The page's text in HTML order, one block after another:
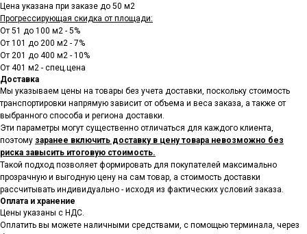
Цена указана при заказе до 50 м2
Прогрессирующая скидка от площади:
От 51 до 100 м2 - 5%
От 101 до 200 м2 - 7%
От 201 до 400 м2 - 10%
От 401 м2 - спец.цена
Доставка
Мы указываем цены на товары без учета доставки, поскольку стоимость
транспортировки напрямую зависит от объема и веса заказа, а также от
выбранного способа и региона доставки.
Эти параметры могут существенно отличаться для каждого клиента,
поэтому заранее включить доставку в цену товара невозможно без
риска завысить итоговую стоимость.
Такой подход позволяет формировать для покупателей максимально
прозрачную и выгодную цену на сам товар, а стоимость доставки
рассчитывать индивидуально - исходя из фактических условий заказа.
Оплата и хранение
Цены указаны с НДС.
Оплатить вы можете наличными средствами, с помощью терминала, через